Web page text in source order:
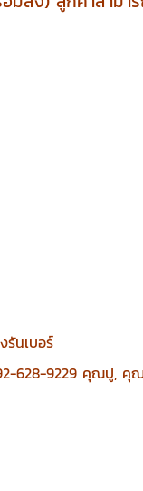
รันเบอร์
628-9229 คุณปู, คุ